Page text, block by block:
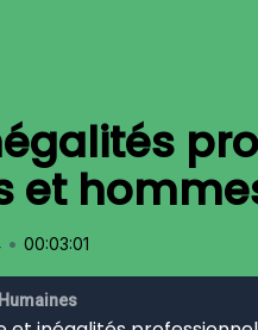
et
• 00:03:01